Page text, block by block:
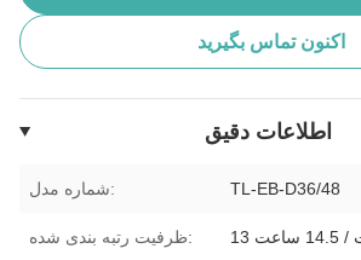
اکنون تماس بگیرید
اطلاعات دقیق
شماره مدل: TL-EB-D36/48
ظرفیت رتبه بندی شده: ساعت